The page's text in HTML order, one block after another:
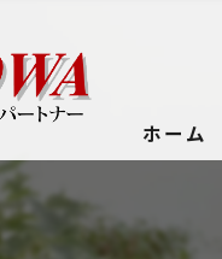
ホーム